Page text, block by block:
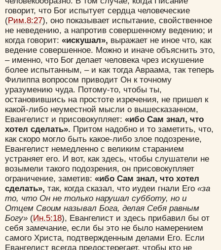
говорит, что Бог испытует сердца человеческие
(Рим.8:27), оно показывает испытание, свойственное
не неведению, а напротив совершенному ведению; и
когда говорит: «искушал», выражает не иное что, как
ведение совершенное. Можно и иначе объяснить это,
– именно, что Бог делает человека чрез искушение
более испытанным, – и как тогда Авраама, так теперь
Филиппа вопросом приводит Он к точному
уразумению чуда. Потому-то, чтобы ты,
остановившись на простоте изречения, не пришел к
какой-либо неуместной мысли о вышесказанном,
Евангелист и присовокупляет: «ибо Сам знал, что
хотел сделать». Притом надобно и то заметить, что,
как скоро могло быть какое-либо злое подозрение,
Евангелист немедленно с великим старанием
устраняет его. И вот, как здесь, чтобы слушатели не
возымели такого подозрения, он присовокупляет
ограничение, заметив: «ибо Сам знал, что хотел
сделать», так, когда сказал, что иудеи гнали Его «за
то, что Он не только нарушал субботу, но и
Отцем Своим называл Бога, делая Себя равным
Богу» (Ин.5:18), Евангелист и здесь прибавил бы от
себя замечание, если бы это не было намерением
самого Христа, подтвержденным делами Его. Если
Евангелист всегда предостерегает, чтобы кто не